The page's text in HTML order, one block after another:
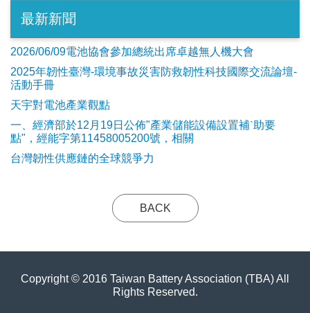
最新新聞
2026/06/09電池協會參加總統出席卓越無人機大會
2025年韌性臺灣-環境事故災害防救韌性科技國際交流論壇-
活動手冊
天宇對電池產業觀點
​一、經濟部於12月19日公佈"產業儲能設備設置補ˋ助要
點"，經能字第11458005200號，相關
台灣韌性供應鏈的全球競爭力
BACK
Copyright © 2016 Taiwan Battery Association (TBA) All
Rights Reserved.